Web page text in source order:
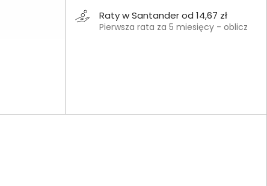
Raty w Santander od 14,67 zł
Pierwsza rata za 5 miesięcy - oblicz